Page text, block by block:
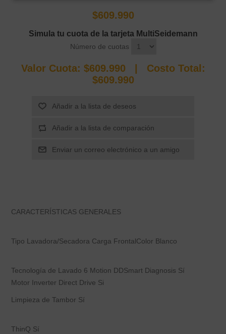
$609.990
Simula tu cuota de la tarjeta MultiSeidemann
Número de cuotas
Valor Cuota: $609.990 | Costo Total:
$609.990
CARACTERÍSTICAS GENERALES
Tipo Lavadora/Secadora Carga FrontalColor Blanco
Tecnología de Lavado 6 Motion DDSmart Diagnosis Sí
Motor Inverter Direct Drive Si
Limpieza de Tambor Sí
ThinQ Sí